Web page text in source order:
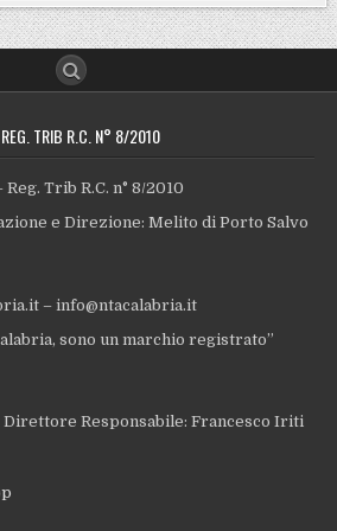
TRIB R.C. N° 8/2010
Trib R.C. n° 8/2010
e Direzione: Melito di Porto Salvo
– info@ntacalabria.it
sono un marchio registrato”
Direttore Responsabile: Francesco Iriti